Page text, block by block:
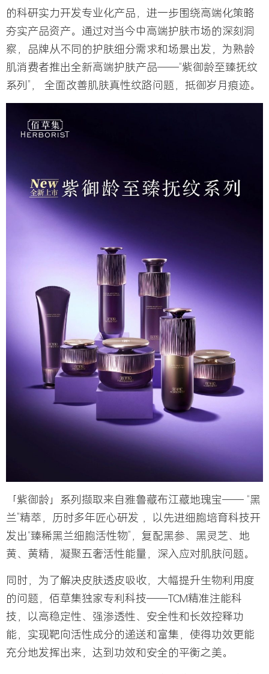
的科研实力开发专业化产品，进一步围绕高端化策略
夯实产品资产。通过对当今中高端护肤市场的深刻洞
察， 品牌从不同的护肤细分需求和场景出发，为熟龄
肌消费者推出全新高端护肤产品——“紫御龄至臻抚纹
系列”， 全面改善肌肤真性纹路问题，抵御岁月痕迹。
「紫御龄」系列撷取来自雅鲁藏布江藏地瑰宝—— “黑
兰”精萃，历时多年匠心研发 ，以先进细胞培育科技开
发出“臻稀黑兰细胞活性物”，复配黑参、黑灵芝、地
黄、黄精，凝聚五奢活性能量，深入应对肌肤问题。
同时，为了解决皮肤透皮吸收，大幅提升生物利用度
的问题， 佰草集独家专利科技——TCM精准注能科
技，以高稳定性、强渗透性、安全性和长效控释功
能，实现靶向活性成分的递送和富集，使得功效更能
充分地发挥出来，达到功效和安全的平衡之美。